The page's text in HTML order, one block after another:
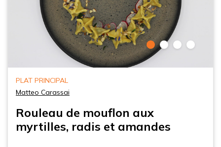
PLAT PRINCIPAL
Matteo Carassai
Rouleau de mouflon aux
myrtilles, radis et amandes